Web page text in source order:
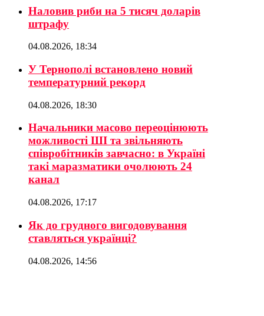
Наловив риби на 5 тисяч доларів
штрафу
04.08.2026, 18:34
У Тернополі встановлено новий
температурний рекорд
04.08.2026, 18:30
Начальники масово переоцінюють
можливості ШІ та звільняють
співробітників завчасно: в Україні
такі маразматики очолюють 24
канал
04.08.2026, 17:17
Як до грудного вигодовування
ставляться українці?
04.08.2026, 14:56